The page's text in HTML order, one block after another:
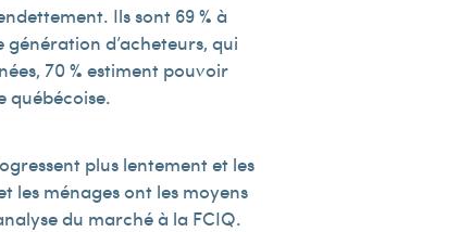
Ils sont 69 % à
d’acheteurs, qui
70 % estiment pouvoir
québécoise.
plus lentement et les
les ménages ont les moyens
du marché à la FCIQ.